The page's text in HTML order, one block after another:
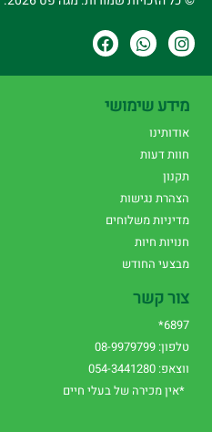
מידע שימושי
אודותינו
חוות דעות
תקנון
הצהרת נגישות
מדיניות משלוחים
חנויות חיות
מבצעי החודש
צור קשר
6897*
טלפון: 08-9979799
ווצאפ: 054-3441280
*אין מכירה של בעלי חיים